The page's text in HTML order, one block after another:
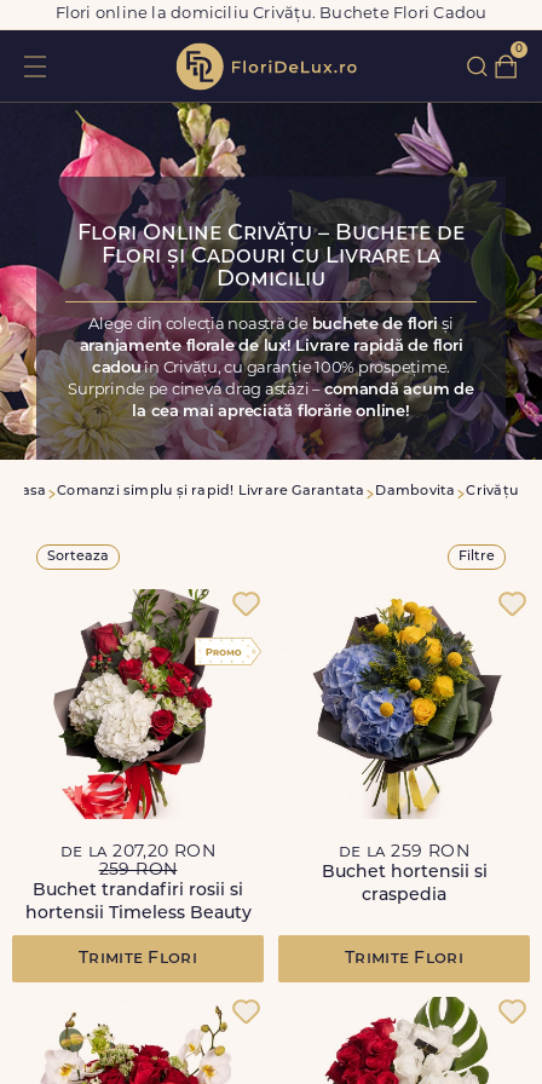
Flori online la domiciliu Crivățu. Buchete Flori Cadou
0
Flori Online Crivățu – Buchete de
Flori și Cadouri cu Livrare la
Domiciliu
Alege din colecția noastră de buchete de floriși
aranjamente florale de lux! Livrare rapidă de flori
cadouîn Crivățu, cu garanție 100% prospețime.
Surprinde pe cineva drag astăzi –comandă acum de
la cea mai apreciată florărie online!
Acasa Comanzi simplu și rapid! Livrare Garantata Dambovita Crivățu
Sorteaza Filtre
de la 207,20 RON
259 RON
Buchet trandafiri rosii si
hortensii Timeless Beauty
Trimite Flori
de la 259 RON
Buchet hortensii si
craspedia
Trimite Flori